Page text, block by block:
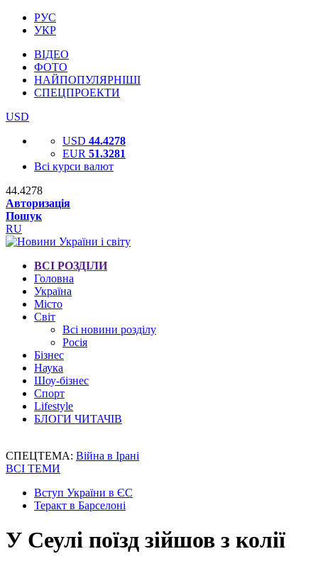
РУС
УКР
ВІДЕО
ФОТО
НАЙПОПУЛЯРНІШІ
СПЕЦПРОЕКТИ
USD
USD 44.4278
EUR 51.3281
Всі курси валют
44.4278
Авторизація
Пошук
RU
ВСІ РОЗДІЛИ
Головна
Україна
Місто
Світ
Всі новини розділу
Росія
Бізнес
Наука
Шоу-бізнес
Спорт
Lifestyle
БЛОГИ ЧИТАЧІВ
СПЕЦТЕМА: Війна в Ірані
ВСІ ТЕМИ
Вступ України в ЄС
Теракт в Барселоні
У Сеулі поїзд зійшов з колії